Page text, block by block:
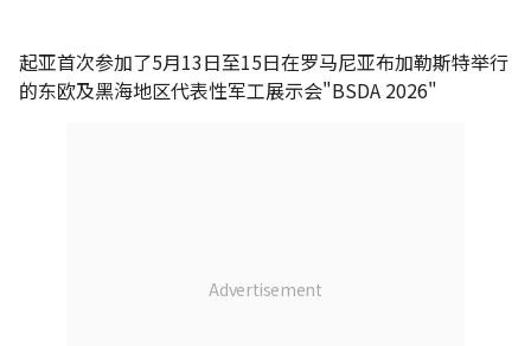
起亚首次参加了5月13日至15日在罗马尼亚布加勒斯特举行
的东欧及黑海地区代表性军工展示会"BSDA 2026"